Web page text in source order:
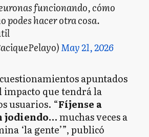
funcionando, cómo
podes hacer otra cosa.
May 21, 2026
apuntados
impacto que tendrá la
usuarios. “Fíjense a
jodiendo…muchas veces a
‘la gente’”, publicó